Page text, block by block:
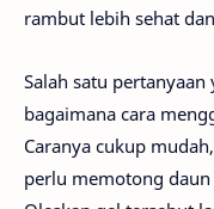
rambut lebih sehat
Salah satu
bagaimana cara
Caranya cukup
perlu memotong